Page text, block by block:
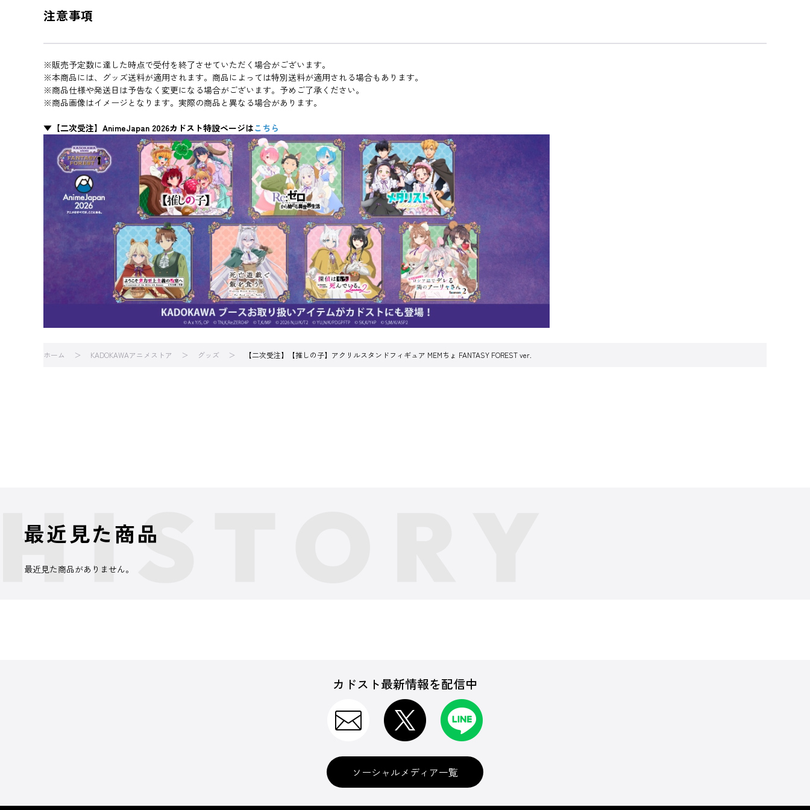
注意事項
※販売予定数に達した時点で受付を終了させていただく場合がございます。
※本商品には、グッズ送料が適用されます。商品によっては特別送料が適用される場合もあります。
※商品仕様や発送日は予告なく変更になる場合がございます。予めご了承ください。
※商品画像はイメージとなります。実際の商品と異なる場合があります。
▼【二次受注】AnimeJapan 2026カドスト特設ページはこちら
ホーム KADOKAWAアニメストア グッズ 【二次受注】【推しの子】アクリルスタンドフィギュア MEMちょ FANTASY FOREST ver.
最近見た商品
最近見た商品がありません。
カドスト最新情報を配信中
ソーシャルメディア一覧